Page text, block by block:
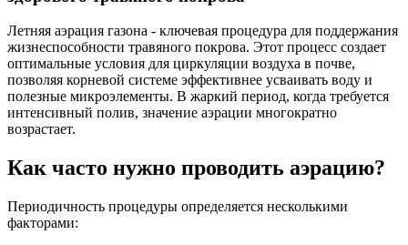
Летняя аэрация газона - ключевая процедура для поддержания
жизнеспособности травяного покрова. Этот процесс создает
оптимальные условия для циркуляции воздуха в почве,
позволяя корневой системе эффективнее усваивать воду и
полезные микроэлементы. В жаркий период, когда требуется
интенсивный полив, значение аэрации многократно
возрастает.
Как часто нужно проводить аэрацию?
Периодичность процедуры определяется несколькими
факторами: